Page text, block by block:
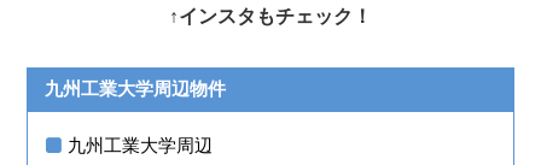
↑インスタもチェック！
九州工業大学周辺物件
九州工業大学周辺